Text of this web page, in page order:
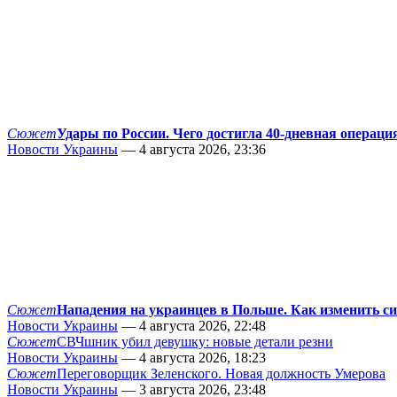
СюжетУдары по России. Чего достигла 40-дневная
Новости Украины — 4 августа 2026, 23:36
СюжетНападения на украинцев в Польше. Как изменить
Новости Украины — 4 августа 2026, 22:48
СюжетСВЧшник убил девушку: новые детали резни
Новости Украины — 4 августа 2026, 18:23
СюжетПереговорщик Зеленского. Новая должность Умерова
Новости Украины — 3 августа 2026, 23:48